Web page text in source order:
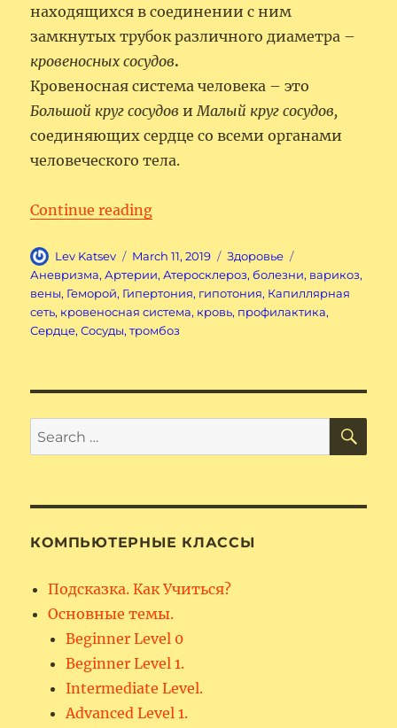
находящихся в соединении с ним
замкнутых трубок различного диаметра –
кровеносных сосудов.
Кровеносная система человека – это
Большой круг сосудов и Малый круг сосудов,
соединяющих сердце со всеми органами
человеческого тела.
Continue reading“Кровеносная система
Author
Lev Katsev
Posted
on
March 11, 2019 Categories
Здоровье
Аневризма,Артерии,Атеросклероз, болезни, варикоз,
вены, Геморой, Гипертония, гипотония, Капиллярная
сеть, кровеносная система, кровь, профилактика,
Сердце,Сосуды,тромбоз
Search
for:
КОМПЬЮТЕРНЫЕ КЛАССЫ
Подсказка. Как Учиться?
Основные темы.
Beginner Level 0
Beginner Level 1.
Intermediate Level.
Advanced Level 1.